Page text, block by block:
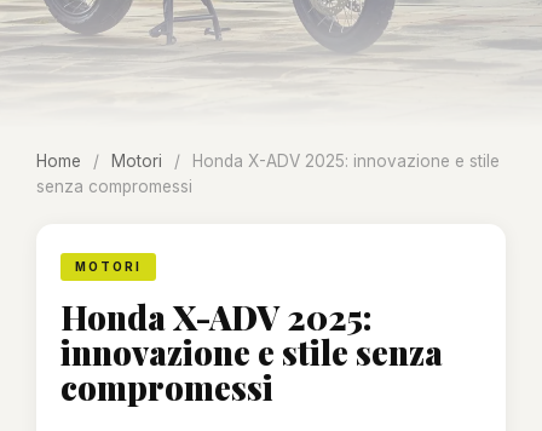
Home / Motori /
Honda X-ADV 2025: innovazione e stile
senza compromessi
MOTORI
Honda X-ADV 2025:
innovazione e stile senza
compromessi